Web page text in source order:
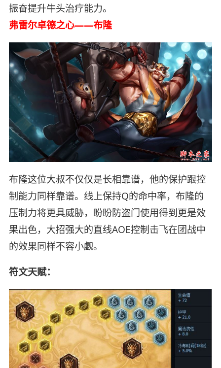
振奋提升牛头治疗能力。
弗雷尔卓德之心——布隆
布隆这位大叔不仅仅是长相靠谱，他的保护跟控
制能力同样靠谱。线上保持Q的命中率，布隆的
压制力将更具威胁，盼盼防盗门使用得到更是效
果出色，大招强大的直线AOE控制击飞在团战中
的效果同样不容小觑。
符文天赋：